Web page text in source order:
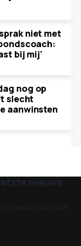
niet met
bij mij'
nog op
slecht
aanwinsten
nieuws
tickets en